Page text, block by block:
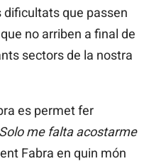
dificultats que passen
no arriben a final de
sectors de la nostra
es permet fer
Solo me falta acostarme
Fabra en quin món